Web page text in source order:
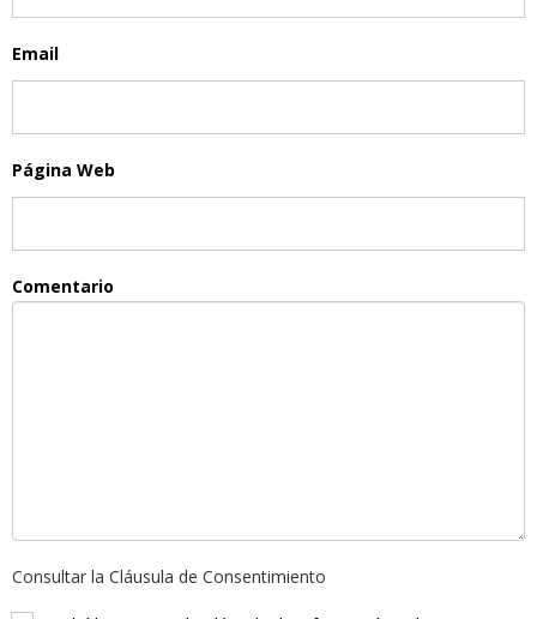
Email
Página Web
Comentario
Consultar la Cláusula de Consentimiento